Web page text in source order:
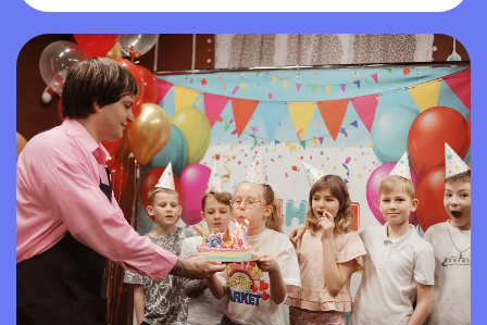
с 16:00 до 19:00
Торты доставляются в защищенных
термобоксах
Оплата
Оплата осуществляется он-лайн по
отправленной ссылке
послеподтверждения заказа. Также
вы можете оплатить торт на самой
фабрике через кассу нашего кафе.